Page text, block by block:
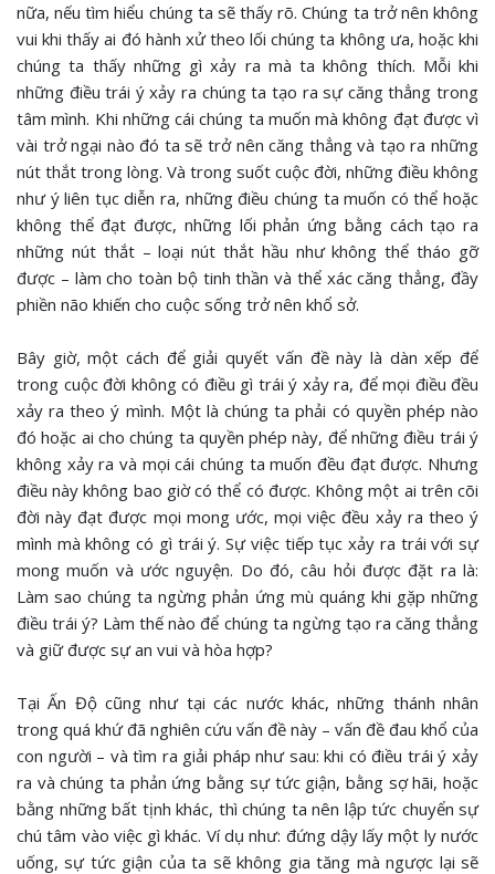
nữa, nếu tìm hiểu chúng ta sẽ thấy rõ. Chúng ta trở nên không
vui khi thấy ai đó hành xử theo lối chúng ta không ưa, hoặc khi
chúng ta thấy những gì xảy ra mà ta không thích. Mỗi khi
những điều trái ý xảy ra chúng ta tạo ra sự căng thẳng trong
tâm mình. Khi những cái chúng ta muốn mà không đạt được vì
vài trở ngại nào đó ta sẽ trở nên căng thẳng và tạo ra những
nút thắt trong lòng. Và trong suốt cuộc đời, những điều không
như ý liên tục diễn ra, những điều chúng ta muốn có thể hoặc
không thể đạt được, những lối phản ứng bằng cách tạo ra
những nút thắt – loại nút thắt hầu như không thể tháo gỡ
được – làm cho toàn bộ tinh thần và thể xác căng thẳng, đầy
phiền não khiến cho cuộc sống trở nên khổ sở.
Bây giờ, một cách để giải quyết vấn đề này là dàn xếp để
trong cuộc đời không có điều gì trái ý xảy ra, để mọi điều đều
xảy ra theo ý mình. Một là chúng ta phải có quyền phép nào
đó hoặc ai cho chúng ta quyền phép này, để những điều trái ý
không xảy ra và mọi cái chúng ta muốn đều đạt được. Nhưng
điều này không bao giờ có thể có được. Không một ai trên cõi
đời này đạt được mọi mong ước, mọi việc đều xảy ra theo ý
mình mà không có gì trái ý. Sự việc tiếp tục xảy ra trái với sự
mong muốn và ước nguyện. Do đó, câu hỏi được đặt ra là:
Làm sao chúng ta ngừng phản ứng mù quáng khi gặp những
điều trái ý? Làm thế nào để chúng ta ngừng tạo ra căng thẳng
và giữ được sự an vui và hòa hợp?
Tại Ấn Độ cũng như tại các nước khác, những thánh nhân
trong quá khứ đã nghiên cứu vấn đề này – vấn đề đau khổ của
con người – và tìm ra giải pháp như sau: khi có điều trái ý xảy
ra và chúng ta phản ứng bằng sự tức giận, bằng sợ hãi, hoặc
bằng những bất tịnh khác, thì chúng ta nên lập tức chuyển sự
chú tâm vào việc gì khác. Ví dụ như: đứng dậy lấy một ly nước
uống, sự tức giận của ta sẽ không gia tăng mà ngược lại sẽ